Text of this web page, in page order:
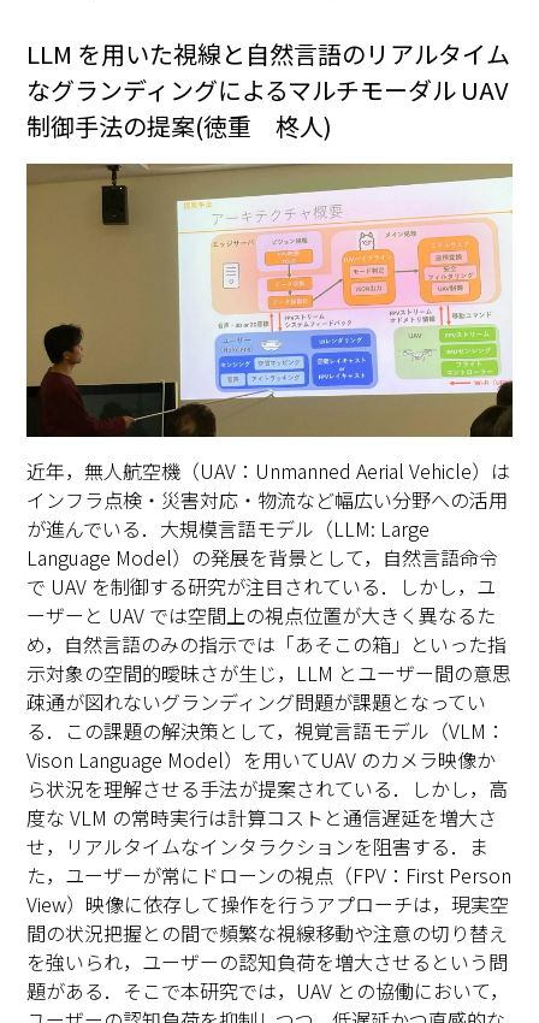
LLM を用いた視線と自然言語のリアルタイム
なグランディングによるマルチモーダル UAV
制御手法の提案(徳重 柊人)
近年，無人航空機（UAV：Unmanned Aerial Vehicle）は
インフラ点検・災害対応・物流など幅広い分野への活用
が進んでいる．大規模言語モデル（LLM: Large
Language Model）の発展を背景として，自然言語命令
で UAV を制御する研究が注目されている．しかし，ユ
ーザーと UAV では空間上の視点位置が大きく異なるた
め，自然言語のみの指示では「あそこの箱」といった指
示対象の空間的曖昧さが生じ，LLM とユーザー間の意思
疎通が図れないグランディング問題が課題となってい
る．この課題の解決策として，視覚言語モデル（VLM：
Vison Language Model）を用いてUAV のカメラ映像か
ら状況を理解させる手法が提案されている．しかし，高
度な VLM の常時実行は計算コストと通信遅延を増大さ
せ，リアルタイムなインタラクションを阻害する．ま
た，ユーザーが常にドローンの視点（FPV：First Person
View）映像に依存して操作を行うアプローチは，現実空
間の状況把握との間で頻繁な視線移動や注意の切り替え
を強いられ，ユーザーの認知負荷を増大させるという問
題がある．そこで本研究では，UAV との協働において，